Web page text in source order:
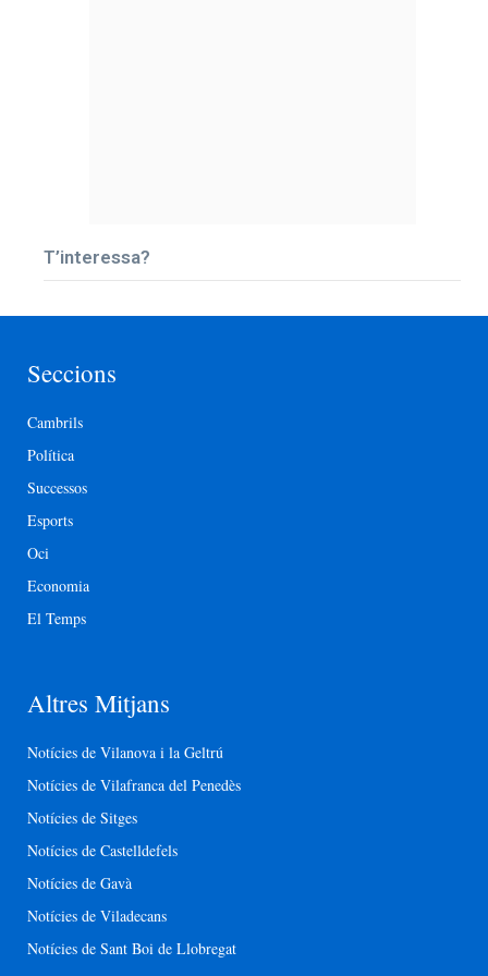
T’interessa?
Seccions
Cambrils
Política
Successos
Esports
Oci
Economia
El Temps
Altres Mitjans
Notícies de Vilanova i la Geltrú
Notícies de Vilafranca del Penedès
Notícies de Sitges
Notícies de Castelldefels
Notícies de Gavà
Notícies de Viladecans
Notícies de Sant Boi de Llobregat